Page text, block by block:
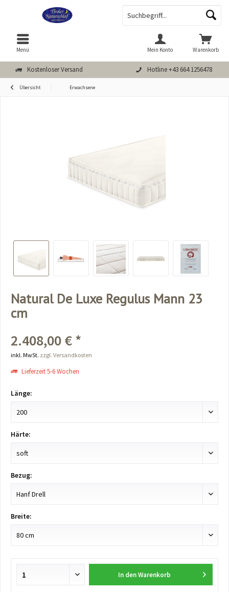
Kostenloser Versand Hotline +43 664 1256478
Menü Warenkorb
Mein Konto
Übersicht Erwachsene
Natural De Luxe Regulus Mann 23
cm
2.408,00 € *
inkl. MwSt. zzgl. Versandkosten
Lieferzeit 5-6 Wochen
Länge:
Härte:
Bezug:
Breite:
In den Warenkorb